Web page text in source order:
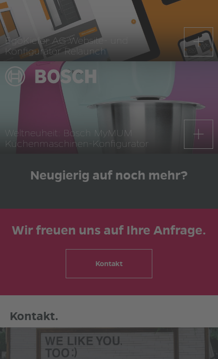
EgoKiefer AG Website- und
Konfigurator Relaunch
Weltneuheit: Bosch MyMUM
Küchenmaschinen-Konfigurator
Neugierig auf noch mehr?
Wir freuen uns auf Ihre Anfrage.
Kontakt
Kontakt.